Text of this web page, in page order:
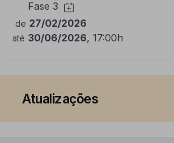
Fase 3
de 27/02/2026
até 30/06/2026, 17:00h
Atualizações